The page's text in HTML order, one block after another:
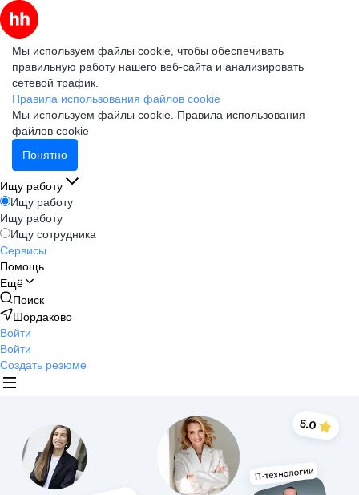
Мы используем файлы cookie, чтобы обеспечивать
правильную работу нашего веб-сайта и анализировать
сетевой трафик.
Правила использования файлов cookie
Мы используем файлы cookie. Правила использования
файлов cookie
Понятно
Ищу работу
Ищу работу
Ищу работу
Ищу сотрудника
Сервисы
Помощь
Ещё
Поиск
Шордаково
Войти
Войти
Создать резюме